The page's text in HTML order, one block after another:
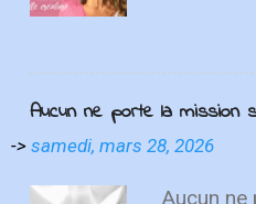
vous
Aucun ne porte la mission
-> samedi, mars 28, 2026
Aucun ne